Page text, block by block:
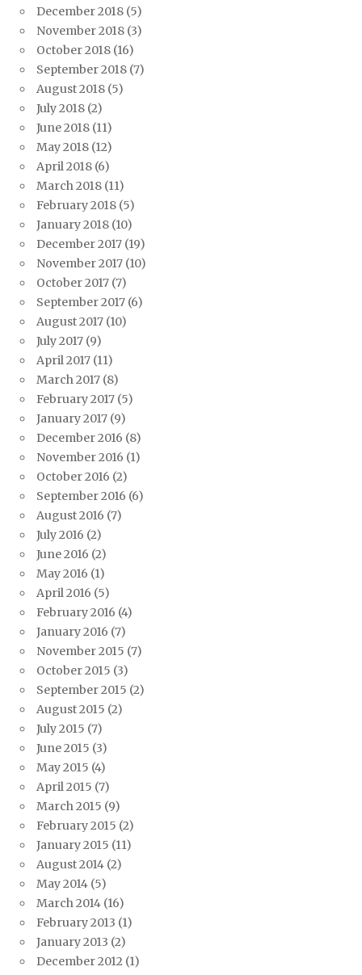
December 2018 (5)
November 2018 (3)
October 2018 (16)
September 2018 (7)
August 2018 (5)
July 2018 (2)
June 2018 (11)
May 2018 (12)
April 2018 (6)
March 2018 (11)
February 2018 (5)
January 2018 (10)
December 2017 (19)
November 2017 (10)
October 2017 (7)
September 2017 (6)
August 2017 (10)
July 2017 (9)
April 2017 (11)
March 2017 (8)
February 2017 (5)
January 2017 (9)
December 2016 (8)
November 2016 (1)
October 2016 (2)
September 2016 (6)
August 2016 (7)
July 2016 (2)
June 2016 (2)
May 2016 (1)
April 2016 (5)
February 2016 (4)
January 2016 (7)
November 2015 (7)
October 2015 (3)
September 2015 (2)
August 2015 (2)
July 2015 (7)
June 2015 (3)
May 2015 (4)
April 2015 (7)
March 2015 (9)
February 2015 (2)
January 2015 (11)
August 2014 (2)
May 2014 (5)
March 2014 (16)
February 2013 (1)
January 2013 (2)
December 2012 (1)